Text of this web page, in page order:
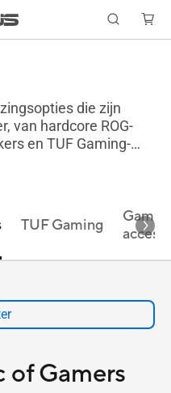
die zijn
van hardcore ROG-
en TUF Gaming-
TUF Gaming
of Gamers